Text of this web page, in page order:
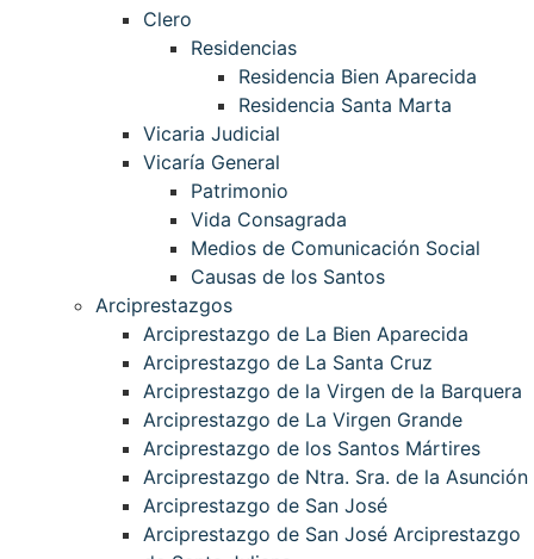
Clero
Residencias
Residencia Bien Aparecida
Residencia Santa Marta
Vicaria Judicial
Vicaría General
Patrimonio
Vida Consagrada
Medios de Comunicación Social
Causas de los Santos
Arciprestazgos
Arciprestazgo de La Bien Aparecida
Arciprestazgo de La Santa Cruz
Arciprestazgo de la Virgen de la Barquera
Arciprestazgo de La Virgen Grande
Arciprestazgo de los Santos Mártires
Arciprestazgo de Ntra. Sra. de la Asunción
Arciprestazgo de San José
Arciprestazgo de San José Arciprestazgo